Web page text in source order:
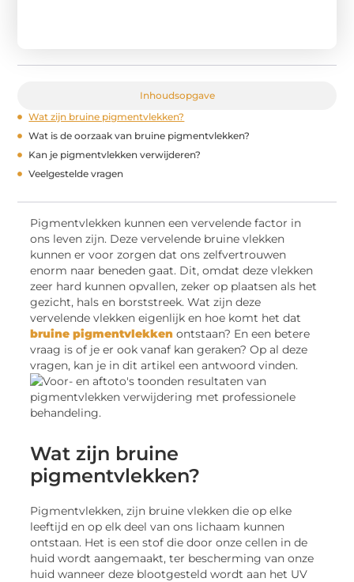
Inhoudsopgave
Wat zijn bruine pigmentvlekken?
Wat is de oorzaak van bruine pigmentvlekken?
Kan je pigmentvlekken verwijderen?
Veelgestelde vragen
Pigmentvlekken kunnen een vervelende factor in
ons leven zijn. Deze vervelende bruine vlekken
kunnen er voor zorgen dat ons zelfvertrouwen
enorm naar beneden gaat. Dit, omdat deze vlekken
zeer hard kunnen opvallen, zeker op plaatsen als het
gezicht, hals en borststreek. Wat zijn deze
vervelende vlekken eigenlijk en hoe komt het dat
bruine pigmentvlekken ontstaan? En een betere
vraag is of je er ook vanaf kan geraken? Op al deze
vragen, kan je in dit artikel een antwoord vinden.
Wat zijn bruine
pigmentvlekken?
Pigmentvlekken, zijn bruine vlekken die op elke
leeftijd en op elk deel van ons lichaam kunnen
ontstaan. Het is een stof die door onze cellen in de
huid wordt aangemaakt, ter bescherming van onze
huid wanneer deze blootgesteld wordt aan het UV